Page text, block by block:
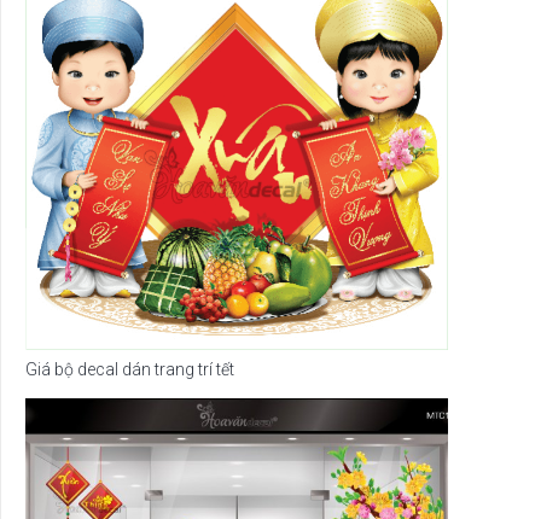
Giá bộ decal dán trang trí tết